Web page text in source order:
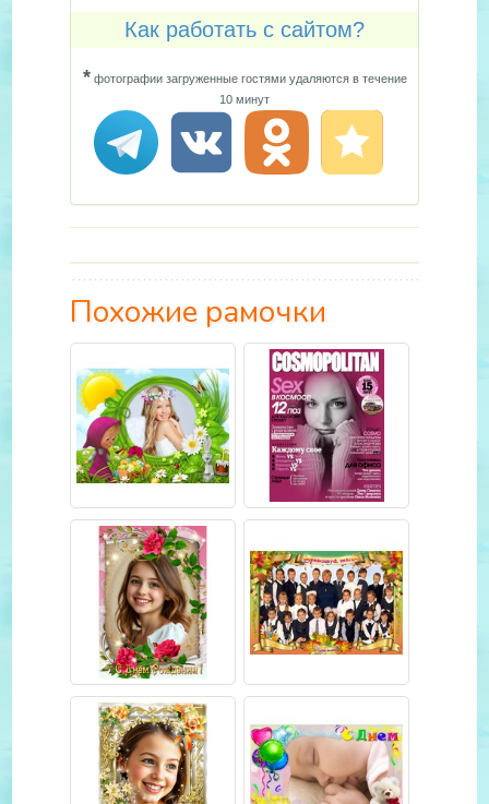
Как работать с сайтом?
*фотографии загруженные гостями удаляются в течение
10 минут
Похожие рамочки